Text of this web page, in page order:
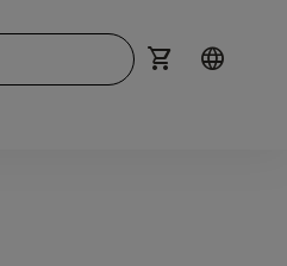
shopping_cart language